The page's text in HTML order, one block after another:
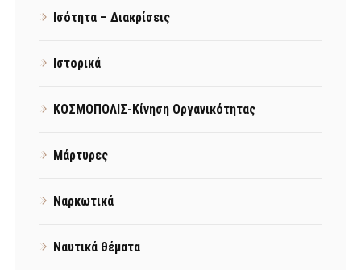
Ισότητα – Διακρίσεις
Ιστορικά
ΚΟΣΜΟΠΟΛΙΣ-Κίνηση Οργανικότητας
Μάρτυρες
Ναρκωτικά
Ναυτικά θέματα